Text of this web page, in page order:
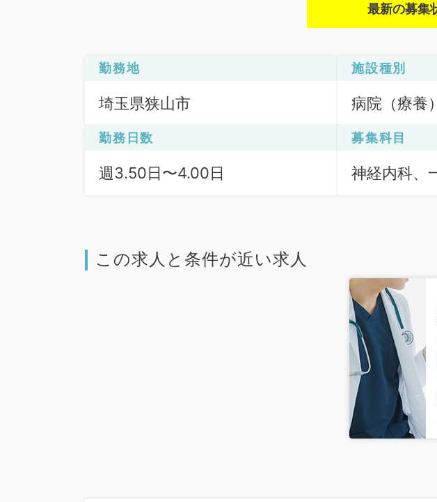
最新の募集
勤務地
埼玉県狭山市
施設種別
病院（療養）
勤務日数
週3.50日〜4.00日
募集科目
神経内科、
この求人と条件が近い求人